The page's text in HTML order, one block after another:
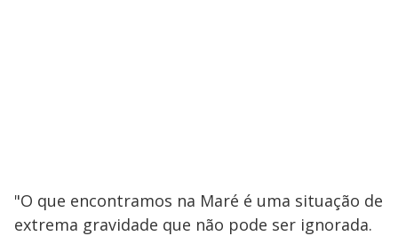
"O que encontramos na Maré é uma situação de
extrema gravidade que não pode ser ignorada.